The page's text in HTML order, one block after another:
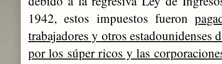
1942, estos impuestos fueron
trabajadores y otros estadounidenses
por los súper ricos y las